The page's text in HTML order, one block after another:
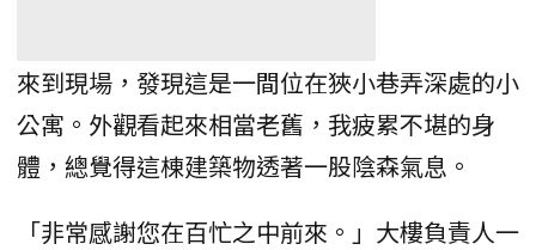
來到現場，發現這是一間位在狹小巷弄深處的小
公寓。外觀看起來相當老舊，我疲累不堪的身
體，總覺得這棟建築物透著一股陰森氣息。
「非常感謝您在百忙之中前來。」大樓負責人一